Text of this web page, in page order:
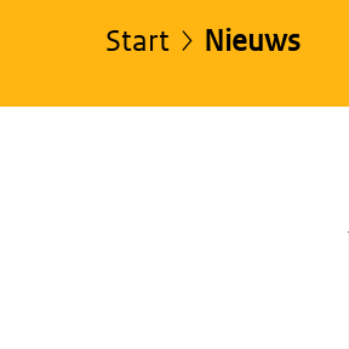
Start Nieuws